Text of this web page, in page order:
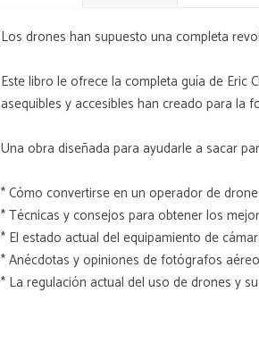
Los drones han supuesto una completa
Este libro le ofrece la completa guía de Eric
asequibles y accesibles han creado para la
Una obra diseñada para ayudarle a sacar
* Cómo convertirse en un operador de
* Técnicas y consejos para obtener los
* El estado actual del equipamiento de
* Anécdotas y opiniones de fotógrafos
* La regulación actual del uso de drones y